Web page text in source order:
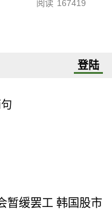
阅读 167419
登陆
暂缓罢工 韩国股市